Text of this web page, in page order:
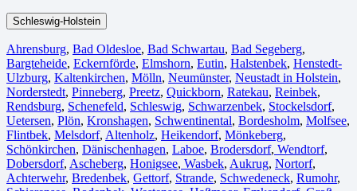
Schleswig-Holstein
Ahrensburg, Bad Oldesloe, Bad Schwartau, Bad Segeberg,
Bargteheide, Eckernförde, Elmshorn, Eutin, Halstenbek, Henstedt-
Ulzburg, Kaltenkirchen, Mölln, Neumünster, Neustadt in Holstein,
Norderstedt, Pinneberg, Preetz, Quickborn, Ratekau, Reinbek,
Rendsburg, Schenefeld, Schleswig, Schwarzenbek, Stockelsdorf,
Uetersen, Plön, Kronshagen, Schwentinental, Bordesholm, Molfsee,
Flintbek, Melsdorf, Altenholz, Heikendorf, Mönkeberg,
Schönkirchen, Dänischenhagen, Laboe, Brodersdorf, Wendtorf,
Dobersdorf, Ascheberg, Honigsee, Wasbek, Aukrug, Nortorf,
Achterwehr, Bredenbek, Gettorf, Strande, Schwedeneck, Rumohr,